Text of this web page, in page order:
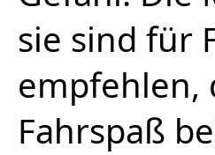
sie sind für
empfehlen,
Fahrspaß